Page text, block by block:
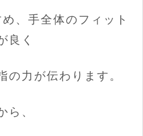
、手全体のフィット
良く
の力が伝わります。
ら、